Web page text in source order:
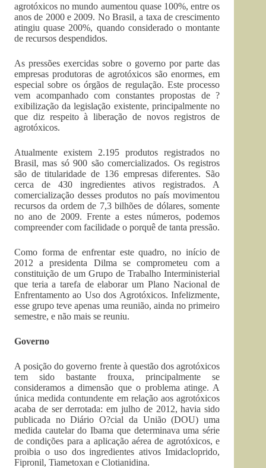
agrotóxicos no mundo aumentou quase 100%, entre os
anos de 2000 e 2009. No Brasil, a taxa de crescimento
atingiu quase 200%, quando considerado o montante
de recursos despendidos.
As pressões exercidas sobre o governo por parte das
empresas produtoras de agrotóxicos são enormes, em
especial sobre os órgãos de regulação. Este processo
vem acompanhado com constantes propostas de ?
exibilização da legislação existente, principalmente no
que diz respeito à liberação de novos registros de
agrotóxicos.
Atualmente existem 2.195 produtos registrados no
Brasil, mas só 900 são comercializados. Os registros
são de titularidade de 136 empresas diferentes. São
cerca de 430 ingredientes ativos registrados. A
comercialização desses produtos no país movimentou
recursos da ordem de 7,3 bilhões de dólares, somente
no ano de 2009. Frente a estes números, podemos
compreender com facilidade o porquê de tanta pressão.
Como forma de enfrentar este quadro, no início de
2012 a presidenta Dilma se comprometeu com a
constituição de um Grupo de Trabalho Interministerial
que teria a tarefa de elaborar um Plano Nacional de
Enfrentamento ao Uso dos Agrotóxicos. Infelizmente,
esse grupo teve apenas uma reunião, ainda no primeiro
semestre, e não mais se reuniu.
Governo
A posição do governo frente à questão dos agrotóxicos
tem sido bastante frouxa, principalmente se
consideramos a dimensão que o problema atinge. A
única medida contundente em relação aos agrotóxicos
acaba de ser derrotada: em julho de 2012, havia sido
publicada no Diário O?cial da União (DOU) uma
medida cautelar do Ibama que determinava uma série
de condições para a aplicação aérea de agrotóxicos, e
proibia o uso dos ingredientes ativos Imidacloprido,
Fipronil, Tiametoxan e Clotianidina.